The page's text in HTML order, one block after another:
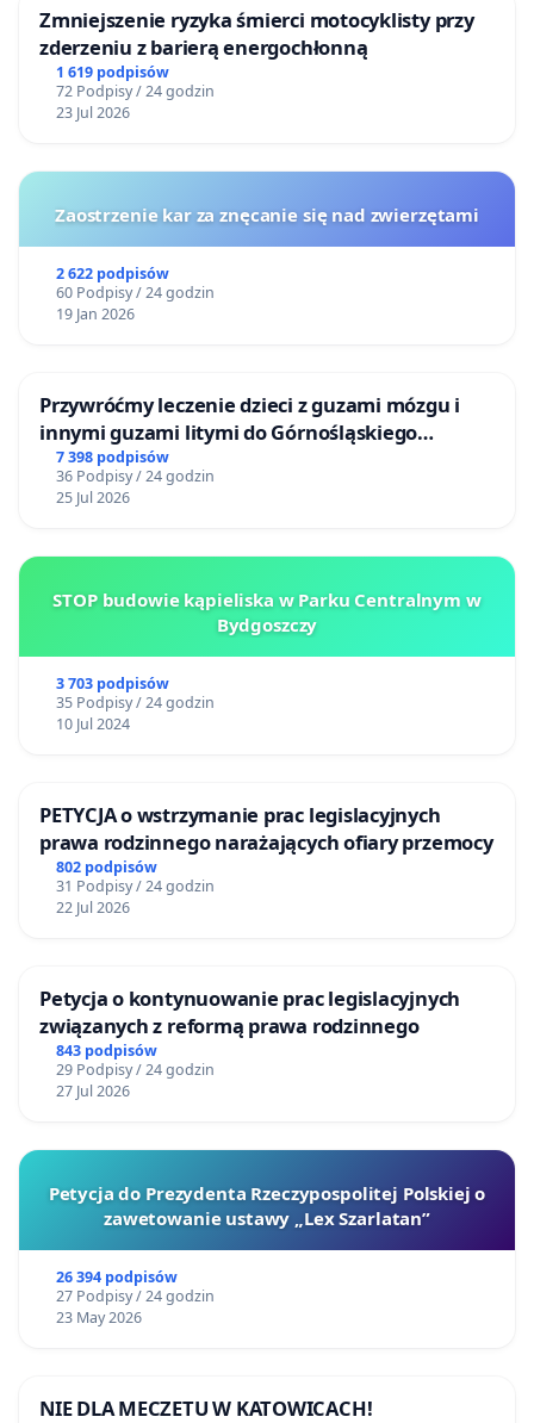
Zmniejszenie ryzyka śmierci motocyklisty przy
zderzeniu z barierą energochłonną
1 619 podpisów
72 Podpisy / 24 godzin
23 Jul 2026
Zaostrzenie kar za znęcanie się nad zwierzętami
2 622 podpisów
60 Podpisy / 24 godzin
19 Jan 2026
Przywróćmy leczenie dzieci z guzami mózgu i
innymi guzami litymi do Górnośląskiego
Centrum Zdrowia Dziecka w Katowicach
7 398 podpisów
36 Podpisy / 24 godzin
25 Jul 2026
STOP budowie kąpieliska w Parku Centralnym w
Bydgoszczy
3 703 podpisów
35 Podpisy / 24 godzin
10 Jul 2024
PETYCJA o wstrzymanie prac legislacyjnych
prawa rodzinnego narażających ofiary przemocy
802 podpisów
31 Podpisy / 24 godzin
22 Jul 2026
Petycja o kontynuowanie prac legislacyjnych
związanych z reformą prawa rodzinnego
843 podpisów
29 Podpisy / 24 godzin
27 Jul 2026
Petycja do Prezydenta Rzeczypospolitej Polskiej o
zawetowanie ustawy „Lex Szarlatan”
26 394 podpisów
27 Podpisy / 24 godzin
23 May 2026
NIE DLA MECZETU W KATOWICACH!